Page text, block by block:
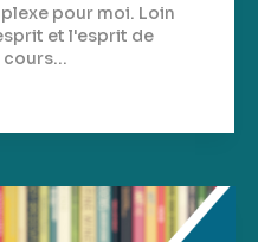
pour moi. Loin
et l'esprit de